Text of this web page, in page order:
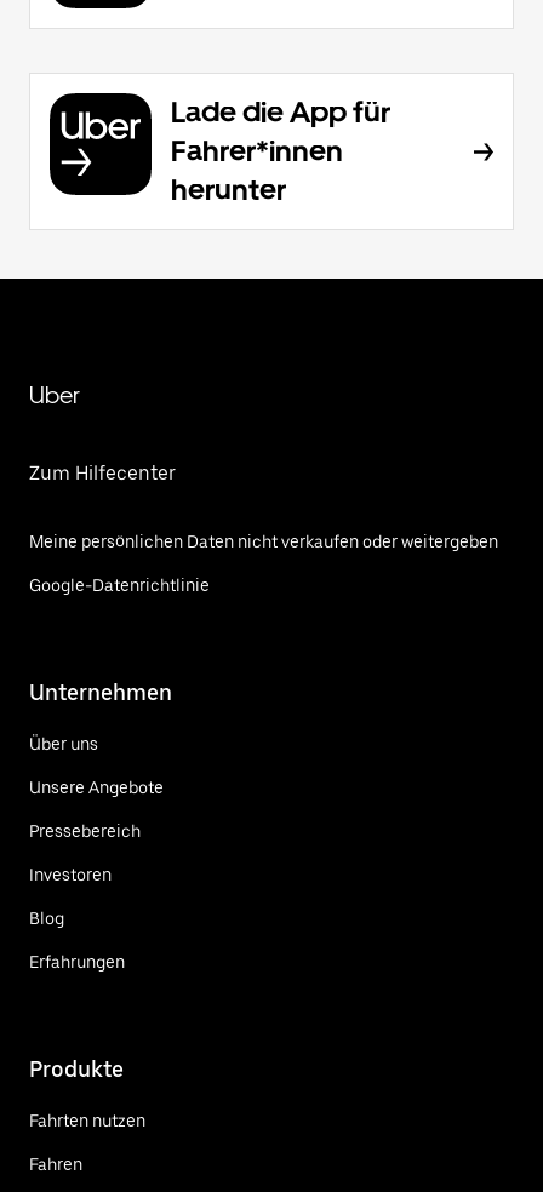
Lade die App für
Fahrer*innen
herunter
Uber
Zum Hilfecenter
Meine persönlichen Daten nicht verkaufen oder weitergeben
Google-Datenrichtlinie
Unternehmen
Über uns
Unsere Angebote
Pressebereich
Investoren
Blog
Erfahrungen
Produkte
Fahrten nutzen
Fahren